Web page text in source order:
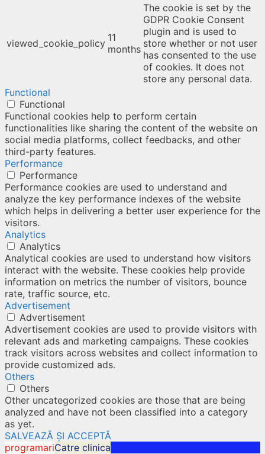
viewed_cookie_policy 11
months
The cookie is set by the
GDPR Cookie Consent
plugin and is used to
store whether or not user
has consented to the use
of cookies. It does not
store any personal data.
Functional
Functional
Functional cookies help to perform certain
functionalities like sharing the content of the website on
social media platforms, collect feedbacks, and other
third-party features.
Performance
Performance
Performance cookies are used to understand and
analyze the key performance indexes of the website
which helps in delivering a better user experience for the
visitors.
Analytics
Analytics
Analytical cookies are used to understand how visitors
interact with the website. These cookies help provide
information on metrics the number of visitors, bounce
rate, traffic source, etc.
Advertisement
Advertisement
Advertisement cookies are used to provide visitors with
relevant ads and marketing campaigns. These cookies
track visitors across websites and collect information to
provide customized ads.
Others
Others
Other uncategorized cookies are those that are being
analyzed and have not been classified into a category
as yet.
SALVEAZĂ ȘI ACCEPTĂ
programariCatre clinica